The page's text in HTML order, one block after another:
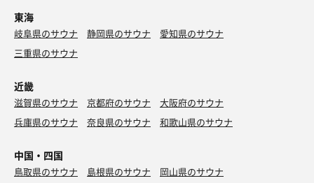
東海
岐阜県のサウナ 静岡県のサウナ
愛知県のサウナ
三重県のサウナ
近畿
滋賀県のサウナ 京都府のサウナ
大阪府のサウナ
兵庫県のサウナ
奈良県のサウナ 和歌山県のサウナ
中国・四国
鳥取県のサウナ 島根県のサウナ
岡山県のサウナ